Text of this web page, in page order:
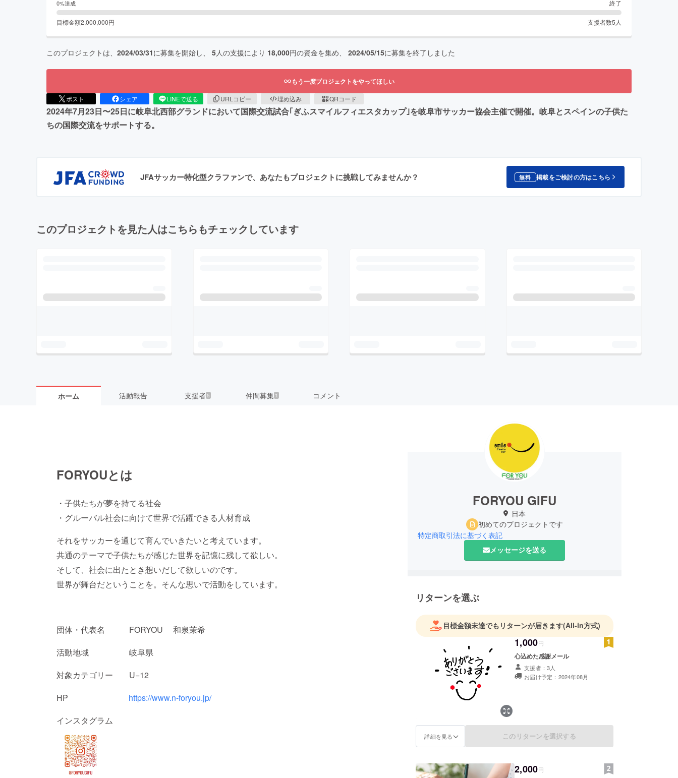
0%達成 終了
目標金額2,000,000円 支援者数5 人
このプロジェクトは、 2024/03/31に募集を開始し、 5人の支援により 18,000円の資金を集め、 2024/05/15に募集を終了しました
もう一度プロジェクトをやってほしい
ポスト シェア LINEで送る URLコピー 埋め込み QRコード
2024年7月23日〜25日に岐阜北西部グランドにおいて国際交流試合｢ぎふスマイルフィエスタカップ｣を岐阜市サッカー協会主催で開催。岐阜とスペインの子供た
ちの国際交流をサポートする。
JFAサッカー特化型クラファンで、あなたもプロジェクトに挑戦してみませんか？ 無料 掲載をご検討の方はこちら
このプロジェクトを見た人はこちらもチェックしています
ホーム 活動報告 支援者5 仲間募集 1 コメント
FORYOUとは
・子供たちが夢を持てる社会
・グルーバル社会に向けて世界で活躍できる人材育成
それをサッカーを通じて育んでいきたいと考えています。
共通のテーマで子供たちが感じた世界を記憶に残して欲しい。
そして、社会に出たとき想いだして欲しいのです。
世界が舞台だということを。そんな思いで活動をしています。
団体・代表名 FORYOU 和泉茉希
活動地域 岐阜県
対象カテゴリー U−12
HP https://www.n-foryou.jp/
インスタグラム
FORYOU GIFU
日本
初めてのプロジェクトです
特定商取引法に基づく表記
メッセージを送る
リターンを選ぶ
目標金額未達でもリターンが届きます(All-in方式)
1,000円
心込めた感謝メール
支援者：3人
お届け予定：2024年08月
詳細を見る このリターンを選択する
2,000円